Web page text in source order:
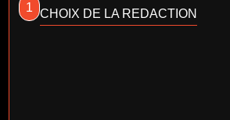
1 CHOIX DE LA REDACTION